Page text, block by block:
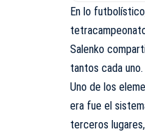
En lo
Salenko
tantos cada uno.
Uno de los
era fue el
terceros